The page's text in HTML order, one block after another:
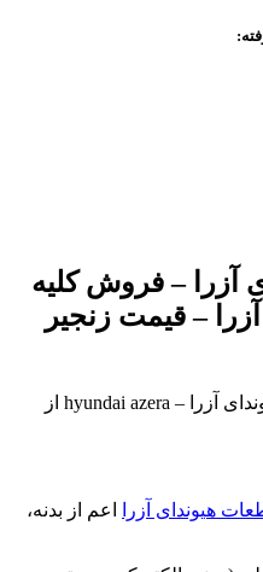
آزرا – فروش کلیه
– قیمت زنجیر
ارائه کلیه قطعات و لوازم یدکی هیوندای آزرا – hyundai azera از
هیوندای آزرا
اعم از بدنه،